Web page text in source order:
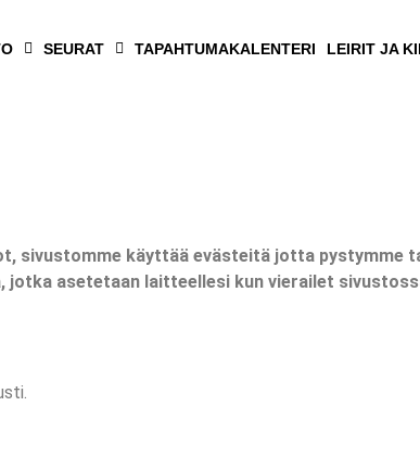
SEURAT TAPAHTUMAKALENTERI LEIRIT JA
sivustomme käyttää evästeitä jotta pystymme
asetetaan laitteellesi kun vierailet